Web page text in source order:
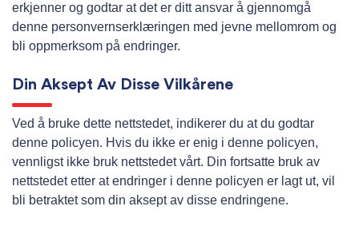
erkjenner og godtar at det er ditt ansvar å gjennomgå
denne personvernserklæringen med jevne mellomrom og
bli oppmerksom på endringer.
Din Aksept Av Disse Vilkårene
Ved å bruke dette nettstedet, indikerer du at du godtar
denne policyen. Hvis du ikke er enig i denne policyen,
vennligst ikke bruk nettstedet vårt. Din fortsatte bruk av
nettstedet etter at endringer i denne policyen er lagt ut, vil
bli betraktet som din aksept av disse endringene.